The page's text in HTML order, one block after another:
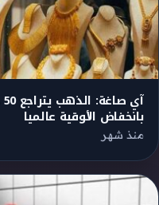
بانخفاض الأوقية عالميا
منذ شهر